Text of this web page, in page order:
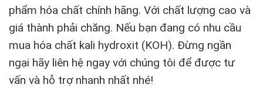
phẩm hóa chất chính hãng. Với chất lượng cao và
giá thành phải chăng. Nếu bạn đang có nhu cầu
mua hóa chất kali hydroxit (KOH). Đừng ngần
ngại hãy liên hệ ngay với chúng tôi để được tư
vấn và hỗ trợ nhanh nhất nhé!